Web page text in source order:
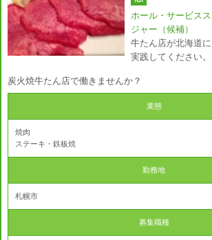
ホール・サービス
ジャー（候補）
牛たん店が北海道
実践してください。
炭火焼牛たん店で働きませんか？
業態
焼肉
ステーキ・鉄板焼
勤務地
札幌市
募集職種